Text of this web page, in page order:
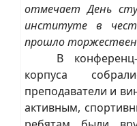
отмечает День
институте в
прошло
В конференц-
корпуса
преподаватели и
активным,